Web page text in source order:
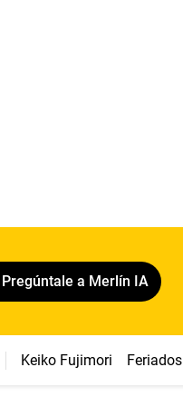
Pregúntale a Merlín IA
Keiko Fujimori Feriados